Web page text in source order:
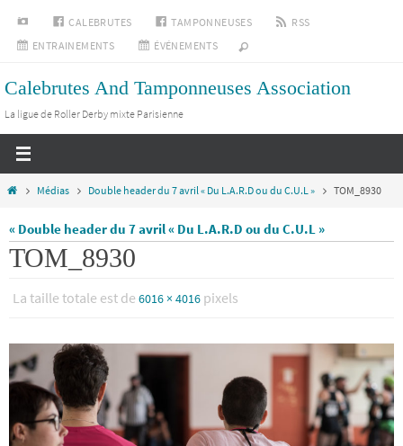
Passer
vers
contenu
INSTAGRAMCALEBRUTES TAMPONNEUSES
RSS
ENTRAINEMENTS
ÉVÉNEMENTS
Calebrutes And Tamponneuses Association
La ligue de Roller Derby mixte Parisienne
HomeMédias Double header du 7 avril « Du L.A.R.D ou du C.U.L » TOM_8930
« Double header du 7 avril « Du L.A.R.D ou du C.U.L »
TOM_8930
La taille totale est de 6016 × 4016 pixels